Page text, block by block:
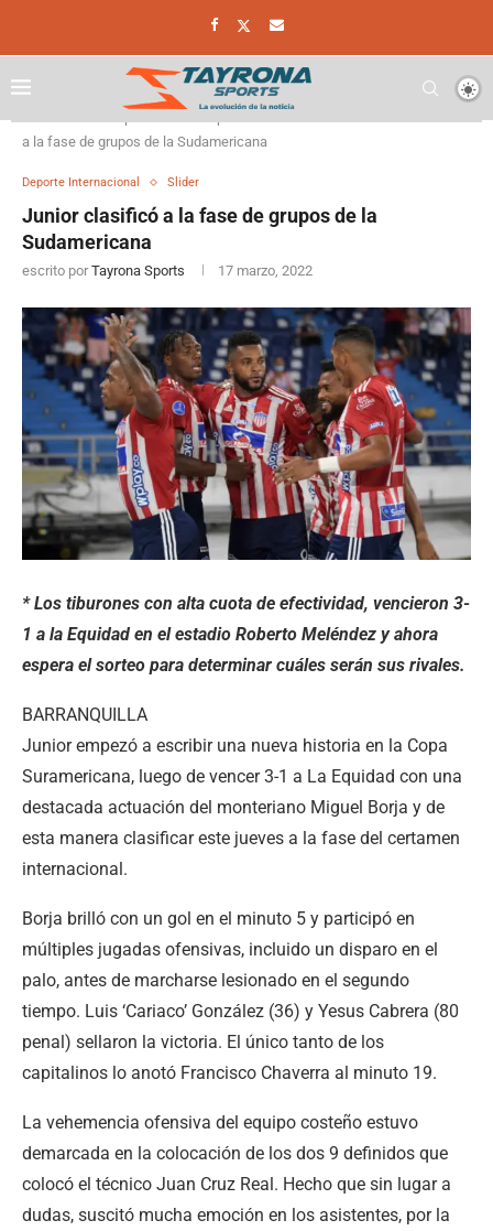
a la fase de grupos de la Sudamericana
Deporte Internacional Slider
Junior clasificó a la fase de grupos de la
Sudamericana
escrito por Tayrona Sports 17 marzo, 2022
* Los tiburones con alta cuota de efectividad, vencieron 3-
1 a la Equidad en el estadio Roberto Meléndez y ahora
espera el sorteo para determinar cuáles serán sus rivales.
BARRANQUILLA
Junior empezó a escribir una nueva historia en la Copa
Suramericana, luego de vencer 3-1 a La Equidad con una
destacada actuación del monteriano Miguel Borja y de
esta manera clasificar este jueves a la fase del certamen
internacional.
Borja brilló con un gol en el minuto 5 y participó en
múltiples jugadas ofensivas, incluido un disparo en el
palo, antes de marcharse lesionado en el segundo
tiempo. Luis ‘Cariaco’ González (36) y Yesus Cabrera (80
penal) sellaron la victoria. El único tanto de los
capitalinos lo anotó Francisco Chaverra al minuto 19.
La vehemencia ofensiva del equipo costeño estuvo
demarcada en la colocación de los dos 9 definidos que
colocó el técnico Juan Cruz Real. Hecho que sin lugar a
dudas, suscitó mucha emoción en los asistentes, por la